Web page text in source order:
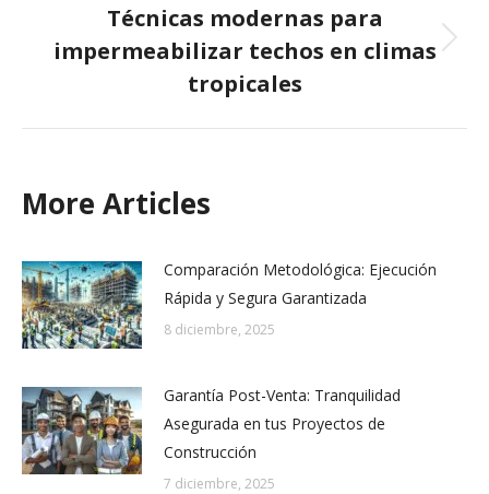
Next
post:
Técnicas modernas para
impermeabilizar techos en climas
tropicales
More Articles
Comparación Metodológica: Ejecución
Rápida y Segura Garantizada
8 diciembre, 2025
Garantía Post-Venta: Tranquilidad
Asegurada en tus Proyectos de
Construcción
7 diciembre, 2025